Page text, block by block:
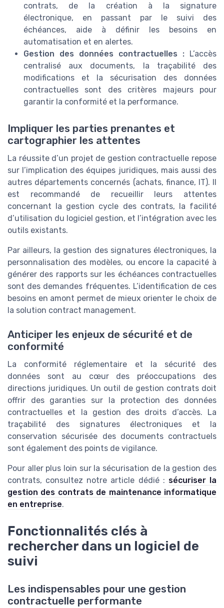
contrats, de la création à la signature
électronique, en passant par le suivi des
échéances, aide à définir les besoins en
automatisation et en alertes.
Gestion des données contractuelles : L’accès
centralisé aux documents, la traçabilité des
modifications et la sécurisation des données
contractuelles sont des critères majeurs pour
garantir la conformité et la performance.
Impliquer les parties prenantes et
cartographier les attentes
La réussite d’un projet de gestion contractuelle repose
sur l’implication des équipes juridiques, mais aussi des
autres départements concernés (achats, finance, IT). Il
est recommandé de recueillir leurs attentes
concernant la gestion cycle des contrats, la facilité
d’utilisation du logiciel gestion, et l’intégration avec les
outils existants.
Par ailleurs, la gestion des signatures électroniques, la
personnalisation des modèles, ou encore la capacité à
générer des rapports sur les échéances contractuelles
sont des demandes fréquentes. L’identification de ces
besoins en amont permet de mieux orienter le choix de
la solution contract management.
Anticiper les enjeux de sécurité et de
conformité
La conformité réglementaire et la sécurité des
données sont au cœur des préoccupations des
directions juridiques. Un outil de gestion contrats doit
offrir des garanties sur la protection des données
contractuelles et la gestion des droits d’accès. La
traçabilité des signatures électroniques et la
conservation sécurisée des documents contractuels
sont également des points de vigilance.
Pour aller plus loin sur la sécurisation de la gestion des
contrats, consultez notre article dédié : sécuriser la
gestion des contrats de maintenance informatique
en entreprise.
Fonctionnalités clés à
rechercher dans un logiciel de
suivi
Les indispensables pour une gestion
contractuelle performante